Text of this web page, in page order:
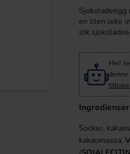
en liten leke
stk
Hei!
Ingredienser
Socker,
kakaomassa,